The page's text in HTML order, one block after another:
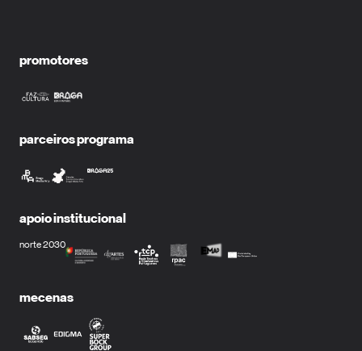
promotores
parceiros programa
apoio institucional
norte 2030
mecenas